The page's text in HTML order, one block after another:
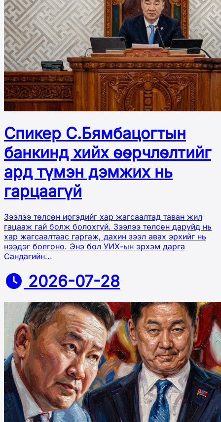
Спикер С.Бямбацогтын
банкинд хийх өөрчлөлтийг
ард түмэн дэмжих нь
гарцаагүй
Зээлээ төлсөн иргэдийг хар жагсаалтад таван жил
гацааж гай болж болохгүй. Зээлээ төлсөн даруйд нь
хар жагсаалтаас гаргаж, дахин зээл авах эрхийг нь
нээдэг болгоно. Энэ бол УИХ-ын эрхэм дарга
Сандагийн...
2026-07-28